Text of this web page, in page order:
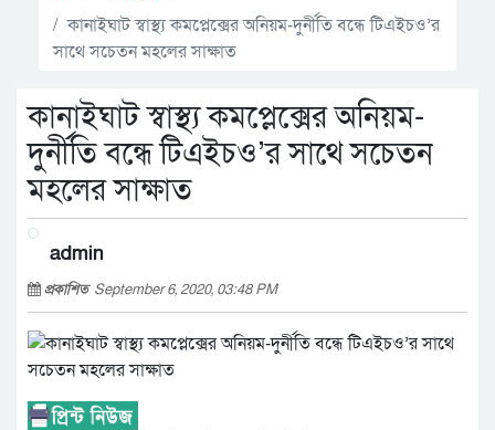
কানাইঘাট স্বাস্থ্য কমপ্লেক্সের অনিয়ম-দুর্নীতি বন্ধে টিএইচও’র
সাথে সচেতন মহলের সাক্ষাত
কানাইঘাট স্বাস্থ্য কমপ্লেক্সের অনিয়ম-
দুর্নীতি বন্ধে টিএইচও’র সাথে সচেতন
মহলের সাক্ষাত
admin
প্রকাশিত September 6, 2020, 03:48 PM